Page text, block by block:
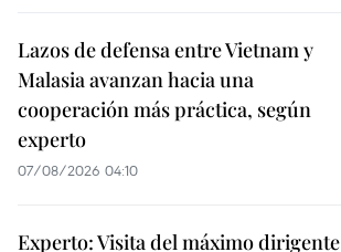
Lazos de defensa entre Vietnam y
Malasia avanzan hacia una
cooperación más práctica, según
experto
07/08/2026 04:10
Experto: Visita del máximo dirigente